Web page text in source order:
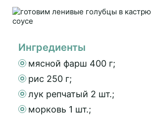
Ингредиенты
мясной фарш 400 г;
рис 250 г;
лук репчатый 2 шт.;
морковь 1 шт.;